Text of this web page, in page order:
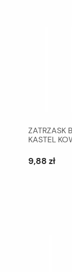
ZATRZASK
KASTEL
9,88 zł